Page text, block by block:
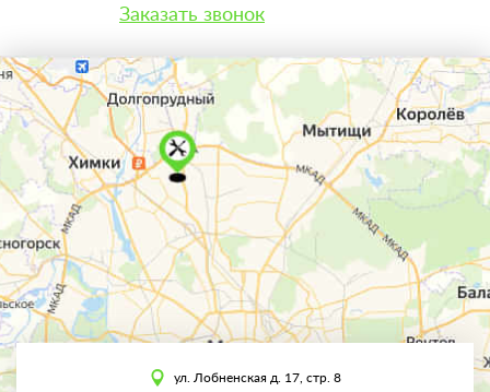
Заказать звонок
ул. Лобненская д. 17, стр. 8